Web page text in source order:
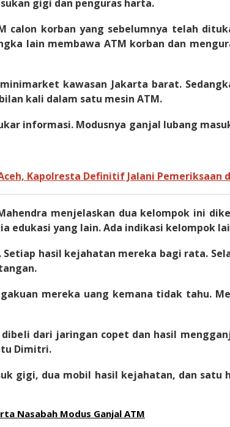
gigi dan penguras harta.
calon korban yang sebelumnya telah
lain membawa ATM korban dan
kawasan Jakarta barat.
kali dalam satu mesin ATM.
informasi. Modusnya ganjal lubang
Kapolresta Definitif Jalani Pemeriksaan
menjelaskan dua kelompok ini
yang lain. Ada indikasi kelompok
hasil kejahatan mereka bagi rata.
mereka uang kemana tidak tahu.
dari jaringan copet dan hasil
Dimitri.
gigi, dua mobil hasil kejahatan, dan satu
Nasabah Modus Ganjal ATM